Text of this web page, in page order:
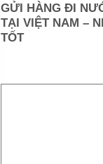
GỬI HÀNG ĐI
TẠI VIỆT NAM –
TỐT